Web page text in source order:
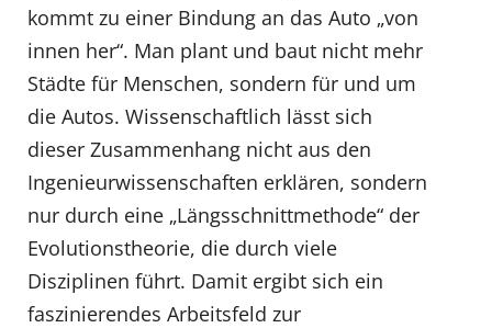
kommt zu einer Bindung an das Auto „von
innen her“. Man plant und baut nicht mehr
Städte für Menschen, sondern für und um
die Autos. Wissenschaftlich lässt sich
dieser Zusammenhang nicht aus den
Ingenieurwissenschaften erklären, sondern
nur durch eine „Längsschnittmethode“ der
Evolutionstheorie, die durch viele
Disziplinen führt. Damit ergibt sich ein
faszinierendes Arbeitsfeld zur